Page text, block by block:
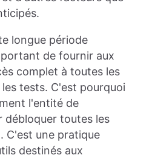
longue période
de fournir aux
complet à toutes les
tests. C'est pourquoi
l'entité de
débloquer toutes les
C'est une pratique
destinés aux